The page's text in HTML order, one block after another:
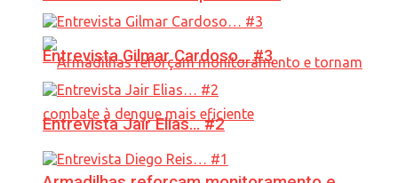
Entrevista Gilmar Cardoso… #3
Entrevista Jair Elias… #2